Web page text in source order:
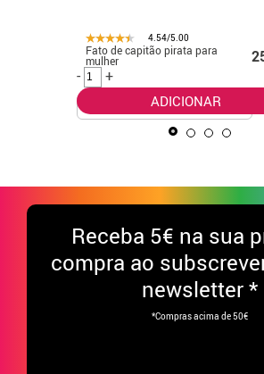
4.54/5.00
Fato de capitão pirata para
mulher
-
+
ADICIONAR
Receba 5€ na sua
compra ao
newsletter *
*Compras acima de 50€